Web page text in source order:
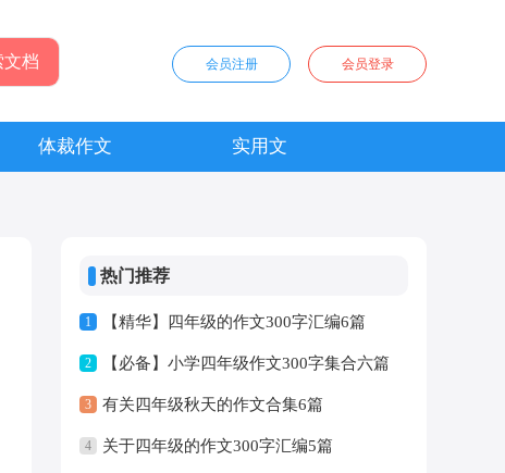
会员登录
会员注册
体裁作文 实用文
热门推荐
1 【精华】四年级的作文300字汇编6篇
2 【必备】小学四年级作文300字集合六篇
3 有关四年级秋天的作文合集6篇
4 关于四年级的作文300字汇编5篇